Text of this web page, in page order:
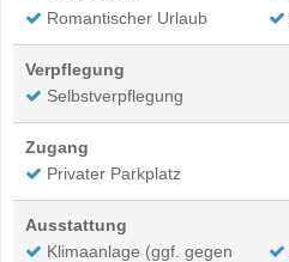
Romantischer Urlaub
Verpflegung
Selbstverpflegung
Zugang
Privater Parkplatz
Ausstattung
Klimaanlage (ggf. gegen